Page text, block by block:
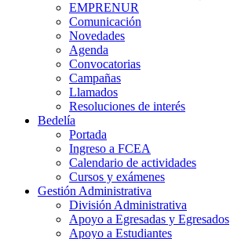
EMPRENUR
Comunicación
Novedades
Agenda
Convocatorias
Campañas
Llamados
Resoluciones de interés
Bedelía
Portada
Ingreso a FCEA
Calendario de actividades
Cursos y exámenes
Gestión Administrativa
División Administrativa
Apoyo a Egresadas y Egresados
Apoyo a Estudiantes